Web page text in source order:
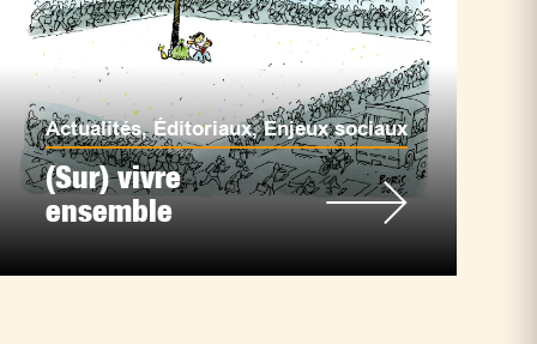
Actualités,Éditoriaux,Enjeux sociaux
(Sur) vivre
ensemble